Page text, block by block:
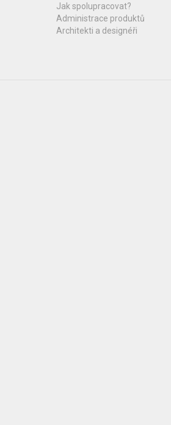
Jak spolupracovat?
Administrace produktů
Architekti a designéři